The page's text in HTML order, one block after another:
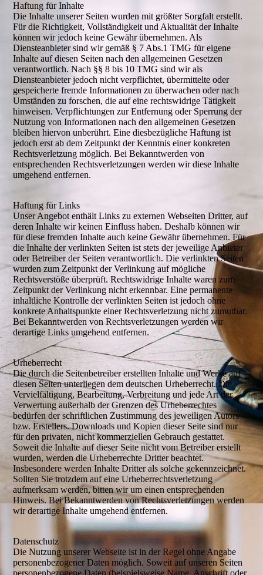
Haftung für Inhalte
Die Inhalte unserer Seiten wurden mit größter Sorgfalt erstellt.
Für die Richtigkeit, Vollständigkeit und Aktualität der Inhalte
können wir jedoch keine Gewähr übernehmen. Als
Diensteanbieter sind wir gemäß § 7 Abs.1 TMG für eigene
Inhalte auf diesen Seiten nach den allgemeinen Gesetzen
verantwortlich. Nach §§ 8 bis 10 TMG sind wir als
Diensteanbieter jedoch nicht verpflichtet, übermittelte oder
gespeicherte fremde Informationen zu überwachen oder nach
Umständen zu forschen, die auf eine rechtswidrige Tätigkeit
hinweisen. Verpflichtungen zur Entfernung oder Sperrung der
Nutzung von Informationen nach den allgemeinen Gesetzen
bleiben hiervon unberührt. Eine diesbezügliche Haftung ist
jedoch erst ab dem Zeitpunkt der Kenntnis einer konkreten
Rechtsverletzung möglich. Bei Bekanntwerden von
entsprechenden Rechtsverletzungen werden wir diese Inhalte
umgehend entfernen.
Haftung für Links
Unser Angebot enthält Links zu externen Webseiten Dritter, auf
deren Inhalte wir keinen Einfluss haben. Deshalb können wir
für diese fremden Inhalte auch keine Gewähr übernehmen. Für
die Inhalte der verlinkten Seiten ist stets der jeweilige Anbieter
oder Betreiber der Seiten verantwortlich. Die verlinkten Seiten
wurden zum Zeitpunkt der Verlinkung auf mögliche
Rechtsverstöße überprüft. Rechtswidrige Inhalte waren zum
Zeitpunkt der Verlinkung nicht erkennbar. Eine permanente
inhaltliche Kontrolle der verlinkten Seiten ist jedoch ohne
konkrete Anhaltspunkte einer Rechtsverletzung nicht zumutbar.
Bei Bekanntwerden von Rechtsverletzungen werden wir
derartige Links umgehend entfernen.
Urheberrecht
Die durch die Seitenbetreiber erstellten Inhalte und Werke auf
diesen Seiten unterliegen dem deutschen Urheberrecht. Die
Vervielfältigung, Bearbeitung, Verbreitung und jede Art der
Verwertung außerhalb der Grenzen des Urheberrechtes
bedürfen der schriftlichen Zustimmung des jeweiligen Autors
bzw. Erstellers. Downloads und Kopien dieser Seite sind nur
für den privaten, nicht kommerziellen Gebrauch gestattet.
Soweit die Inhalte auf dieser Seite nicht vom Betreiber erstellt
wurden, werden die Urheberrechte Dritter beachtet.
Insbesondere werden Inhalte Dritter als solche gekennzeichnet.
Sollten Sie trotzdem auf eine Urheberrechtsverletzung
aufmerksam werden, bitten wir um einen entsprechenden
Hinweis. Bei Bekanntwerden von Rechtsverletzungen werden
wir derartige Inhalte umgehend entfernen.
Datenschutz
Die Nutzung unserer Webseite ist in der Regel ohne Angabe
personenbezogener Daten möglich. Soweit auf unseren Seiten